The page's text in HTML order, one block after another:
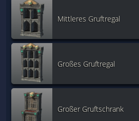
Mittleres Gruftregal
Großes Gruftregal
Großer Gruftschrank